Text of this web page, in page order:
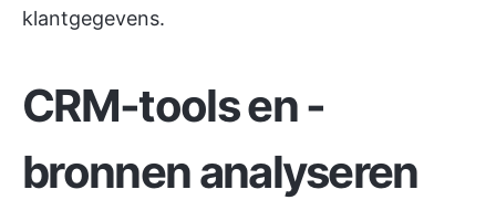
klantgegevens.
CRM-tools en -
bronnen analyseren